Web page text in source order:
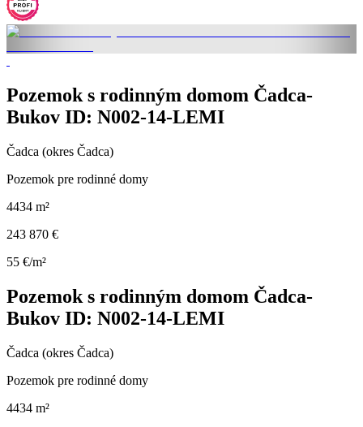
Pozemok s rodinným domom Čadca-
Bukov ID: N002-14-LEMI
Čadca (okres Čadca)
Pozemok pre rodinné domy
4434 m²
243 870 €
55 €/m²
Pozemok s rodinným domom Čadca-
Bukov ID: N002-14-LEMI
Čadca (okres Čadca)
Pozemok pre rodinné domy
4434 m²